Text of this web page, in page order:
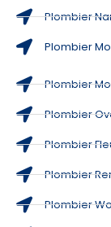
Plombier
Plombier
Plombier
Plombier
Plombier
Plombier
Plombier